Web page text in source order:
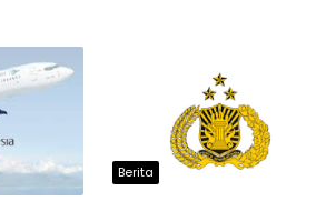
Berita